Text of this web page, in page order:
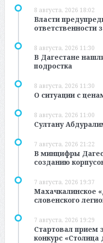
8 августа, 2026 18:02
Власти
ответственности
8 августа, 2026 11:30
В Дагестане
подростка
8 августа, 2026 11:30
О ситуации с
8 августа, 2026 11:00
Султану
7 августа, 2026 21:22
В минцифры
созданию
7 августа, 2026 19:37
Махачкалинское
словенского
7 августа, 2026 19:29
Стартовал прием
конкурс «Столица